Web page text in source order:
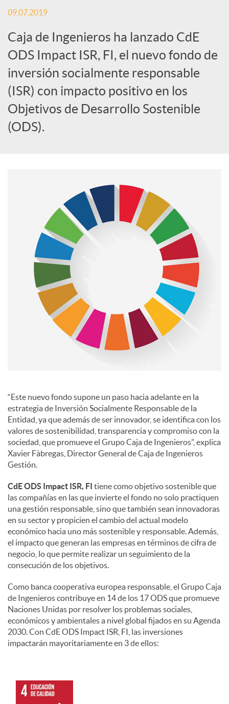
o
c
i
s
09.07.2019
Caja de Ingenieros ha lanzado CdE
ODS Impact ISR, FI, el nuevo fondo de
inversión socialmente responsable
(ISR) con impacto positivo en los
Objetivos de Desarrollo Sostenible
(ODS).
“Este nuevo fondo supone un paso hacia adelante en la
estrategia de Inversión Socialmente Responsable de la
Entidad, ya que además de ser innovador, se identifica con los
valores de sostenibilidad, transparencia y compromiso con la
sociedad, que promueve el Grupo Caja de Ingenieros”, explica
Xavier Fàbregas, Director General de Caja de Ingenieros
Gestión.
CdE ODS Impact ISR, FI tiene como objetivo sostenible que
las compañías en las que invierte el fondo no solo practiquen
una gestión responsable, sino que también sean innovadoras
en su sector y propicien el cambio del actual modelo
económico hacia uno más sostenible y responsable. Además,
el impacto que generan las empresas en términos de cifra de
negocio, lo que permite realizar un seguimiento de la
consecución de los objetivos.
Como banca cooperativa europea responsable, el Grupo Caja
de Ingenieros contribuye en 14 de los 17 ODS que promueve
Naciones Unidas por resolver los problemas sociales,
económicos y ambientales a nivel global fijados en su Agenda
2030. Con CdE ODS Impact ISR, FI, las inversiones
impactarán mayoritariamente en 3 de ellos: